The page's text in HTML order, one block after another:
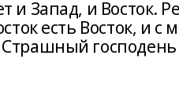
и Запад, и Восток.
есть Восток, и с
господень